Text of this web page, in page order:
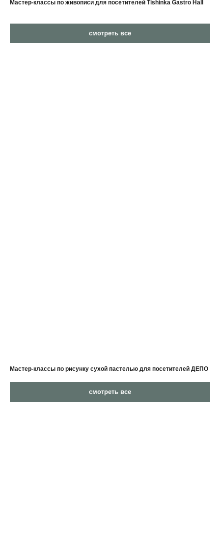
Мастер-классы по живописи для посетителей Tishinka Gastro Hall
смотреть все
Мастер-классы по рисунку сухой пастелью для посетителей ДЕПО
смотреть все